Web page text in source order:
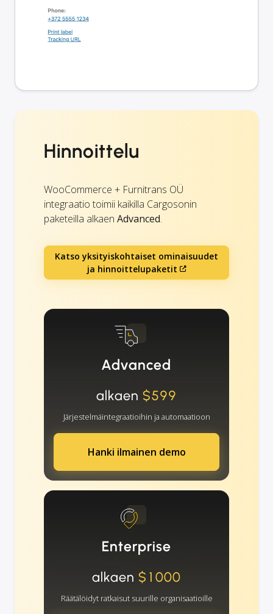
Hinnoittelu
WooCommerce + Furnitrans OÜ
integraatio toimii kaikilla Cargosonin
paketeilla alkaen Advanced.
Katso yksityiskohtaiset ominaisuudet
ja hinnoittelupaketit
Advanced
alkaen $599
Järjestelmäintegraatioihin ja automaatioon
Hanki ilmainen demo
Enterprise
alkaen $1000
Räätälöidyt ratkaisut suurille organisaatioille